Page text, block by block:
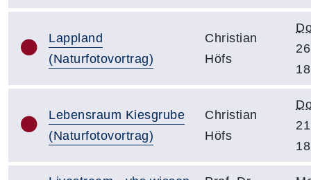
Lappland
(Naturfotovortrag)
Christian
Höfs
Lebensraum Kiesgrube
(Naturfotovortrag)
Christian
Höfs